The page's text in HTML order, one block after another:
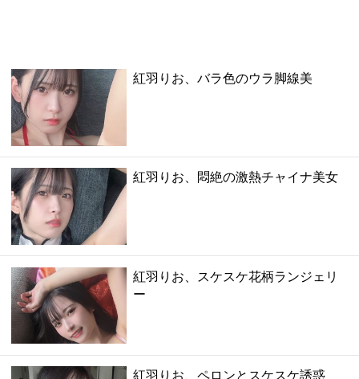
紅羽りお、バラ色のウラ脚線美
紅羽りお、悶絶の激熱チャイナ美女
紅羽りお、スケスケ花柄ランジェリ
ー
紅羽りお、ペロンとスケスケ誘惑